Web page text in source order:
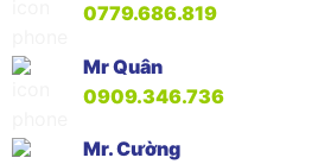
0779.686.819
Mr Quân
0909.346.736
Mr. Cường